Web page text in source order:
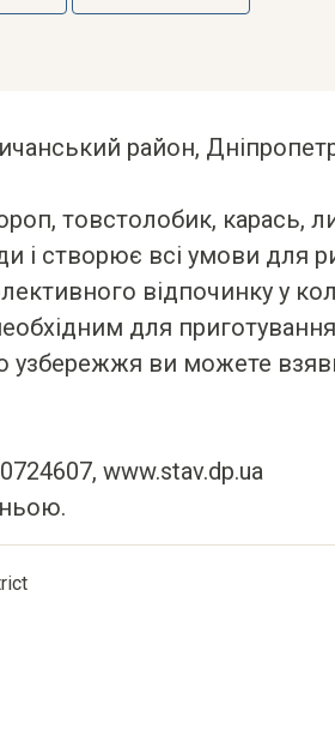
район,
товстолобик, карась,
і створює всі умови для
відпочинку у
для
узбережжя ви можете
www.stav.dp.ua